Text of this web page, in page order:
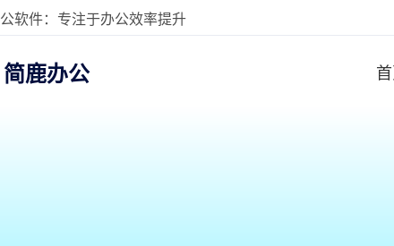
软件：专注于办公效率提升
简鹿办公